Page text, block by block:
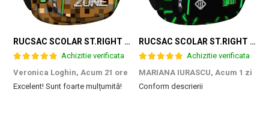
RUCSAC SCOLAR ST.RIGHT 4 COMPARTIMENTE BP-04 GAME ZONE 698187
Achizitie verificata
Veronica Loghin, Acum 21 ore
Excelent! Sunt foarte mulțumită!
RUCSAC SCOLAR ST.RIGHT 4 COMPARTIMENTE BP-04 GREEN LEVEL 301339
Achizitie verificata
MARIANA IURASCU, Acum 1 zi
Conform descrierii